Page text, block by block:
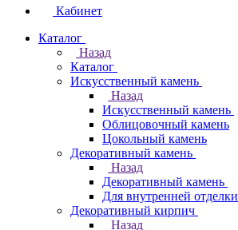
Кабинет
Каталог
Назад
Каталог
Искусственный камень
Назад
Искусственный камень
Облицовочный камень
Цокольный камень
Декоративный камень
Назад
Декоративный камень
Для внутренней отделки
Декоративный кирпич
Назад